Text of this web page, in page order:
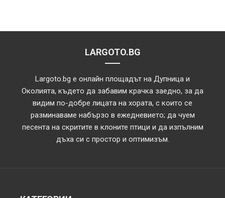
LARGOTO.BG
Largoto.bg е онлайн площадът на Дупница и
Околията, където да забавим крачка заедно, за да
видим по-добре лицата на хората, с които се
разминаваме набързо в ежедневието; да чуем
песента на скритите в клоните птици и да изпълним
дъха си с простор и оптимизъм.